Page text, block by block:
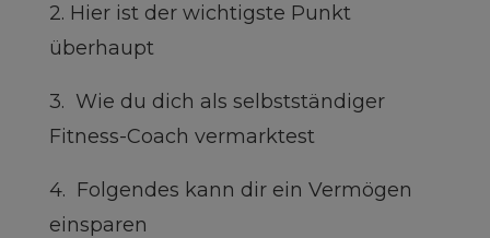
2. Hier ist der wichtigste Punkt
überhaupt
3. Wie du dich als selbstständiger
Fitness-Coach vermarktest
4. Folgendes kann dir ein Vermögen
einsparen